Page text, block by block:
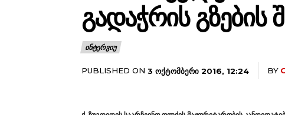
ᲒᲐᲓᲐᲭᲠᲘᲡ ᲒᲖᲔᲑᲘᲡ
ᲘᲜᲢᲔᲠᲕᲘᲣ
PUBLISHED ON 3 ᲝᲥᲢᲝᲛᲑᲔᲠᲘ 2016, 12:24 BY